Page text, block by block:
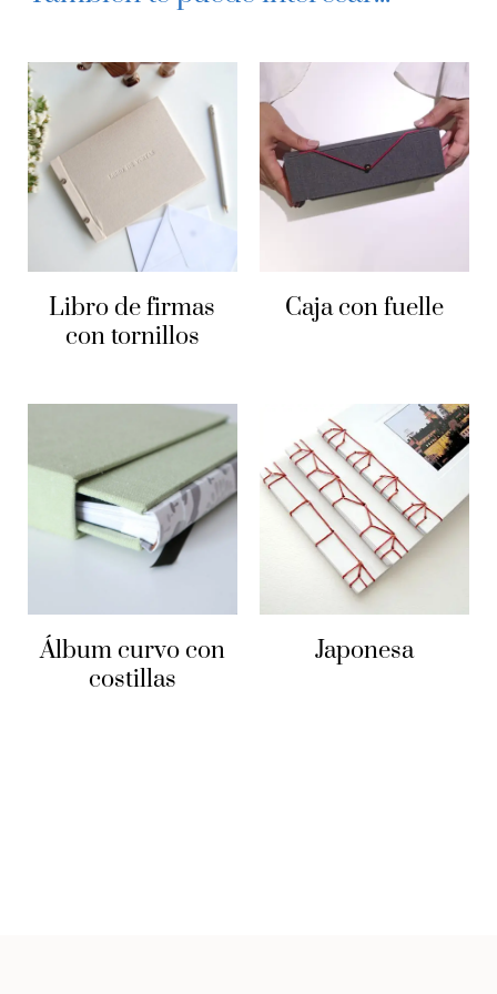
Medidas para forrado externo
Forrado externo – Parte 1
Forrado externo – Parte 2
Terminaciones
Libro de firmas
con tornillos
Caja con fuelle
Álbum curvo con
costillas
Japonesa